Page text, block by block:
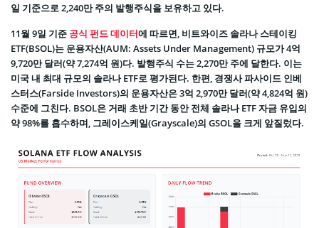
일 기준으로 2,240만 주의 발행주식을 보유하고 있다.
11월 9일 기준 공식 펀드 데이터에 따르면, 비트와이즈 솔라나 스테이킹
ETF(BSOL)는 운용자산(AUM: Assets Under Management) 규모가 4억
9,720만 달러(약 7,274억 원)다. 발행주식 수는 2,270만 주에 달한다. 이는
미국 내 최대 규모의 솔라나 ETF로 평가된다. 한편, 경쟁사 파사이드 인베
스터스(Farside Investors)의 운용자산은 3억 2,970만 달러(약 4,824억 원)
수준에 그친다. BSOL은 거래 초반 기간 동안 전체 솔라나 ETF 자금 유입의
약 98%를 흡수하며, 그레이스케일(Grayscale)의 GSOL을 크게 앞질렀다.